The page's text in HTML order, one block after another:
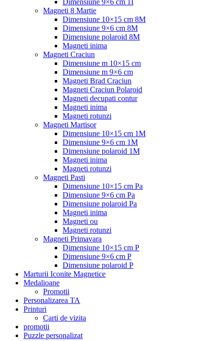
Dimensiune 9×6 cm 1I
Magneti 8 Martie
Dimensiune 10×15 cm 8M
Dimensiune 9×6 cm 8M
Dimensiune polaroid 8M
Magneti inima
Magneti Craciun
Dimensiune m 10×15 cm
Dimensiune m 9×6 cm
Magneti Brad Craciun
Magneti Craciun Polaroid
Magneti decupati contur
Magneti inima
Magneti rotunzi
Magneti Martisor
Dimensiune 10×15 cm 1M
Dimensiune 9×6 cm 1M
Dimensiune polaroid 1M
Magneti inima
Magneti rotunzi
Magneti Pasti
Dimensiune 10×15 cm Pa
Dimensiune 9×6 cm Pa
Dimensiune polaroid Pa
Magneti inima
Magneti ou
Magneti rotunzi
Magneti Primavara
Dimensiune 10×15 cm P
Dimensiune 9×6 cm P
Dimensiune polaroid P
Marturii Iconite Magnetice
Medalioane
Promotii
Personalizarea TA
Printuri
Carti de vizita
promotii
Puzzle personalizat